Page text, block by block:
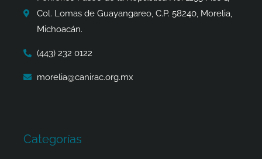
-
f
m
r
Col. Lomas de Guayangareo, C.P. 58240, Morelia,
Michoacán.
(443) 232 0122
morelia@canirac.org.mx
Categorías